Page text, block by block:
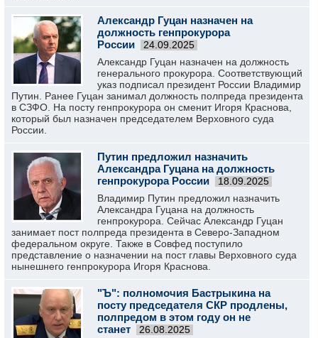
Александр Гуцан назначен на
должность генпрокурора
России
24.09.2025
Александр Гуцан назначен на должность
генерального прокурора. Соответствующий
указ подписал президент России Владимир
Путин. Ранее Гуцан занимал должность полпреда президента
в СЗФО. На посту генпрокурора он сменит Игоря Краснова,
который был назначен председателем Верховного суда
России.
Путин предложил назначить
Александра Гуцана на должность
генпрокурора России
18.09.2025
Владимир Путин предложил назначить
Александра Гуцана на должность
генпрокурора. Сейчас Александр Гуцан
занимает пост полпреда президента в Северо-Западном
федеральном округе. Также в Совфед поступило
представление о назначении на пост главы Верховного суда
нынешнего генпрокурора Игоря Краснова.
"Ъ": полномочия Бастрыкина на
посту председателя СКР продлены,
полпредом в этом году он не
станет
26.08.2025